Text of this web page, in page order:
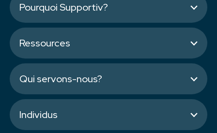
Pourquoi Supportiv?
Ressources
Qui servons-nous?
Individus